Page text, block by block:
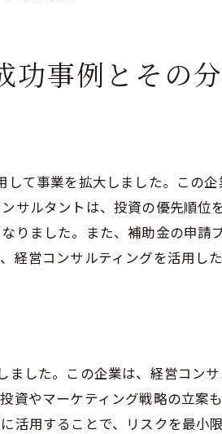
功事例とその
て事業を拡大しました。この企
サルタントは、投資の優先順位
りました。また、補助金の申請
経営コンサルティングを活用し
した。この企業は、経営コンサ
資やマーケティング戦略の立案
活用することで、リスクを最小